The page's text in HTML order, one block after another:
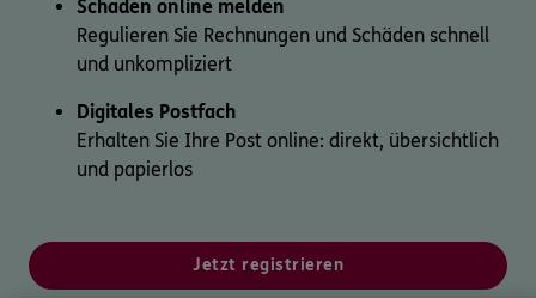
Schaden online melden
Regulieren Sie Rechnungen und Schäden schnell
und unkompliziert
Digitales Postfach
Erhalten Sie Ihre Post online: direkt, übersichtlich
und papierlos
Jetzt registrieren